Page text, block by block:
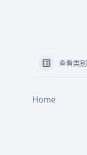
查看类别
Home